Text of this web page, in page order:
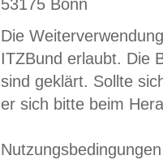
53175 Bonn
Die
ITZBund erlaubt. Die
sind geklärt. Sollte
er sich bitte beim